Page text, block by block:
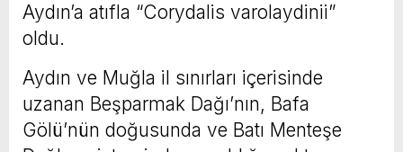
Aydın’a atıfla “Corydalis varolaydinii”
oldu.
Aydın ve Muğla il sınırları içerisinde
uzanan Beşparmak Dağı’nın, Bafa
Gölü’nün doğusunda ve Batı Menteşe